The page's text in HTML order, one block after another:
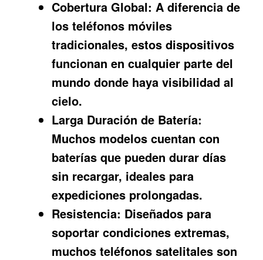
Cobertura Global: A diferencia de
los teléfonos móviles
tradicionales, estos dispositivos
funcionan en cualquier parte del
mundo donde haya visibilidad al
cielo.
Larga Duración de Batería:
Muchos modelos cuentan con
baterías que pueden durar días
sin recargar, ideales para
expediciones prolongadas.
Resistencia: Diseñados para
soportar condiciones extremas,
muchos teléfonos satelitales son